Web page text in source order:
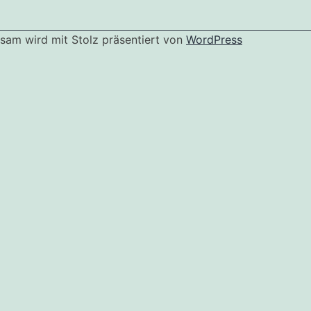
deine biometrischen Passbilder gleich mitnehmen.
sam wird mit Stolz präsentiert von WordPress